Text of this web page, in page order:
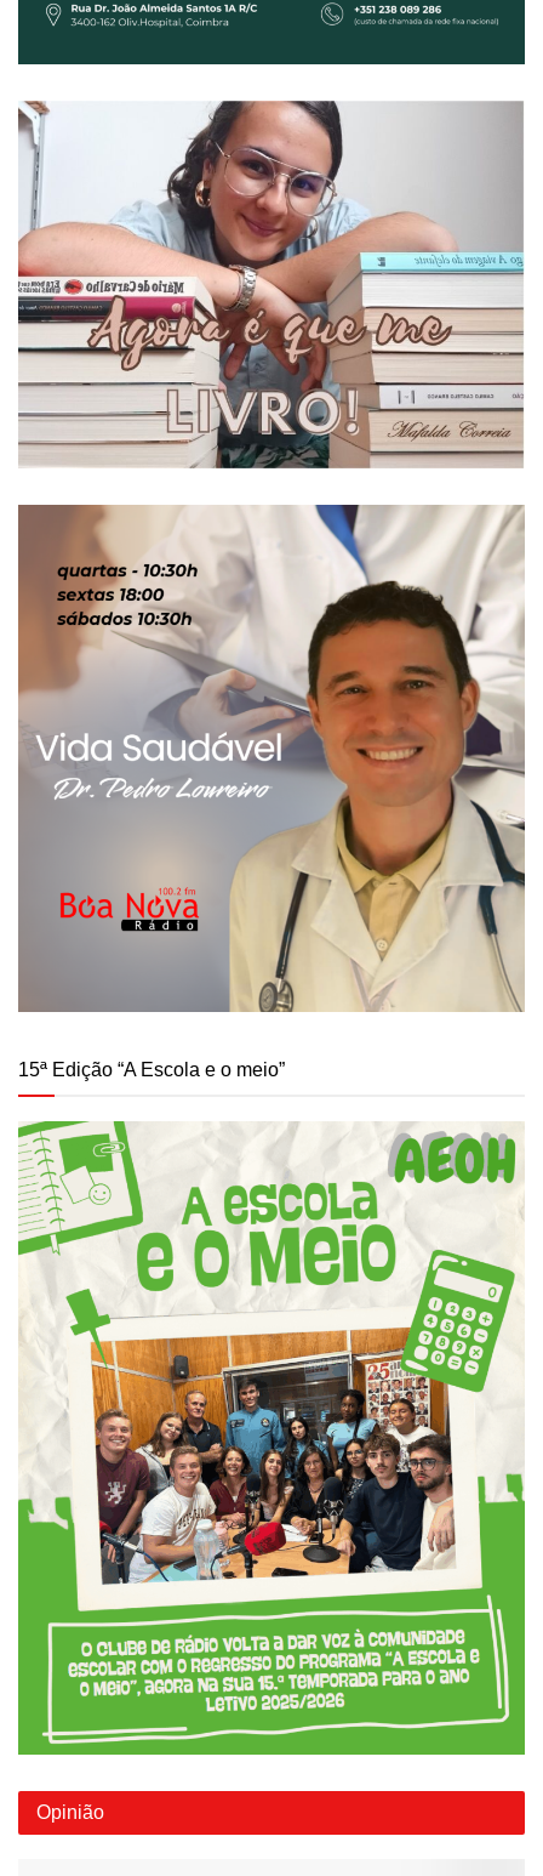
15ª Edição “A Escola e o meio”
Opinião